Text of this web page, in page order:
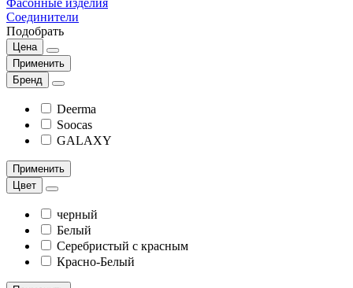
Соединители
Подобрать
Цена
Применить
Бренд
Deerma
Soocas
GALAXY
Применить
Цвет
черный
Белый
Серебристый с красным
Красно-Белый